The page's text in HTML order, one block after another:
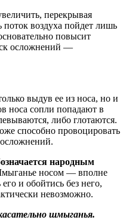
перекрывая
поток воздуха пойдет лишь
повысит
осложнений —
выдув ее из носа, но и
носа сопли попадают в
либо глотаются.
способно провоцировать
народным
носом — вполне
и обойтись без него,
невозможно.
шмыганья.